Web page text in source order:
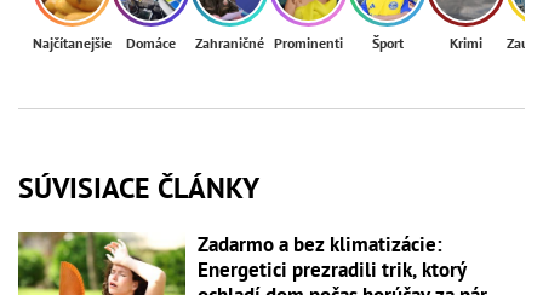
Najčítanejšie Domáce Zahraničné Prominenti Šport Krimi
SÚVISIACE ČLÁNKY
Zadarmo a bez klimatizácie:
Energetici prezradili trik, ktorý